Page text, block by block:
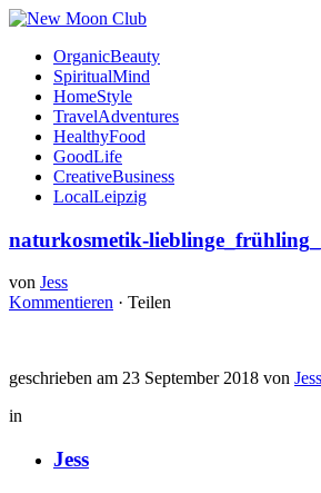
OrganicBeauty
SpiritualMind
HomeStyle
TravelAdventures
HealthyFood
GoodLife
CreativeBusiness
LocalLeipzig
naturkosmetik-
von Jess
Kommentieren · Teilen
geschrieben am 23 September 2018 von Jess
in
Jess